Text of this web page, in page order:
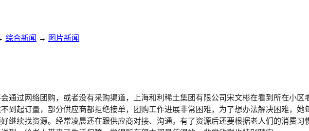
综合新闻 → 图片新闻
通过网络团购，或者没有采购渠道，上海和利稀土集团有限公司宋文彬在看到所在小
到起订量，部分供应商都拒绝接单，团购工作进展非常困难，为了想办法解决困难，她
继续找资源。经常凌晨还在跟供应商对接、沟通。有了资源后还要根据老人们的消费